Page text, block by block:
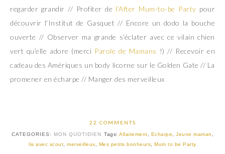
regarder grandir // Profiter de l’After Mum-to-be Party pour
découvrir l’Institut de Gasquet // Encore un dodo la bouche
ouverte // Observer ma grande s’éclater avec ce vilain chien
vert qu’elle adore (merci Parole de Mamans !) // Recevoir en
cadeau des Amériques un body licorne sur le Golden Gate // La
promener en écharpe // Manger des merveilleux
22 COMMENTS
CATEGORIES: MON QUOTIDIEN Tags: Allaitement Echarpe Jeune maman
lis avec scout ,merveilleux Mes petits bonheurs ,Mum to be Party